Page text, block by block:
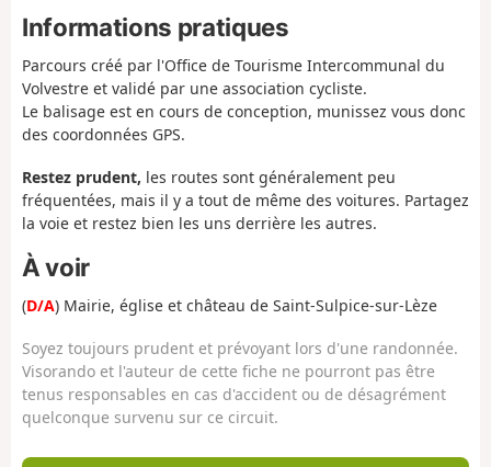
Informations pratiques
Parcours créé par l'Office de Tourisme Intercommunal du
Volvestre et validé par une association cycliste.
Le balisage est en cours de conception, munissez vous donc
des coordonnées GPS.
Restez prudent, les routes sont généralement peu
fréquentées, mais il y a tout de même des voitures. Partagez
la voie et restez bien les uns derrière les autres.
À voir
(D/A) Mairie, église et château de Saint-Sulpice-sur-Lèze
Soyez toujours prudent et prévoyant lors d'une randonnée.
Visorando et l'auteur de cette fiche ne pourront pas être
tenus responsables en cas d'accident ou de désagrément
quelconque survenu sur ce circuit.